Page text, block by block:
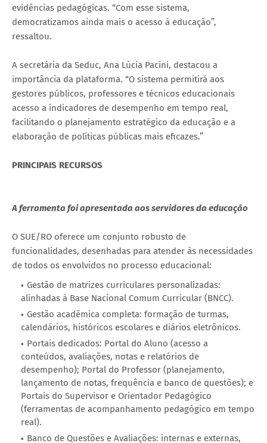
evidências pedagógicas. “Com esse sistema,
democratizamos ainda mais o acesso à educação”,
ressaltou.
A secretária da Seduc, Ana Lúcia Pacini, destacou a
importância da plataforma. “O sistema permitirá aos
gestores públicos, professores e técnicos educacionais
acesso a indicadores de desempenho em tempo real,
facilitando o planejamento estratégico da educação e a
elaboração de políticas públicas mais eficazes.”
PRINCIPAIS RECURSOS
A ferramenta foi apresentada aos servidores da educação
O SUE/RO oferece um conjunto robusto de
funcionalidades, desenhadas para atender às necessidades
de todos os envolvidos no processo educacional:
Gestão de matrizes curriculares personalizadas:
alinhadas à Base Nacional Comum Curricular (BNCC).
Gestão acadêmica completa: formação de turmas,
calendários, históricos escolares e diários eletrônicos.
Portais dedicados: Portal do Aluno (acesso a
conteúdos, avaliações, notas e relatórios de
desempenho); Portal do Professor (planejamento,
lançamento de notas, frequência e banco de questões); e
Portais do Supervisor e Orientador Pedagógico
(ferramentas de acompanhamento pedagógico em tempo
real).
Banco de Questões e Avaliações: internas e externas,